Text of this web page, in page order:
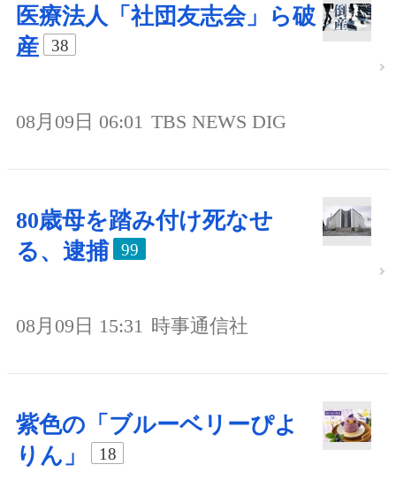
医療法人「社団友志会」ら破
産
38
08月09日 06:01 TBS NEWS DIG
80歳母を踏み付け死なせ
る、逮捕
99
08月09日 15:31 時事通信社
紫色の「ブルーベリーぴよ
りん」
18